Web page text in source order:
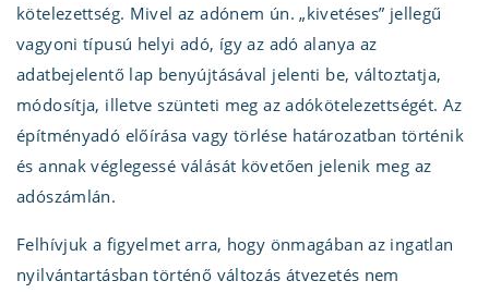
kötelezettség. Mivel az adónem ún. „kivetéses” jellegű
vagyoni típusú helyi adó, így az adó alanya az
adatbejelentő lap benyújtásával jelenti be, változtatja,
módosítja, illetve szünteti meg az adókötelezettségét. Az
építményadó előírása vagy törlése határozatban történik
és annak véglegessé válását követően jelenik meg az
adószámlán.
Felhívjuk a figyelmet arra, hogy önmagában az ingatlan
nyilvántartásban történő változás átvezetés nem